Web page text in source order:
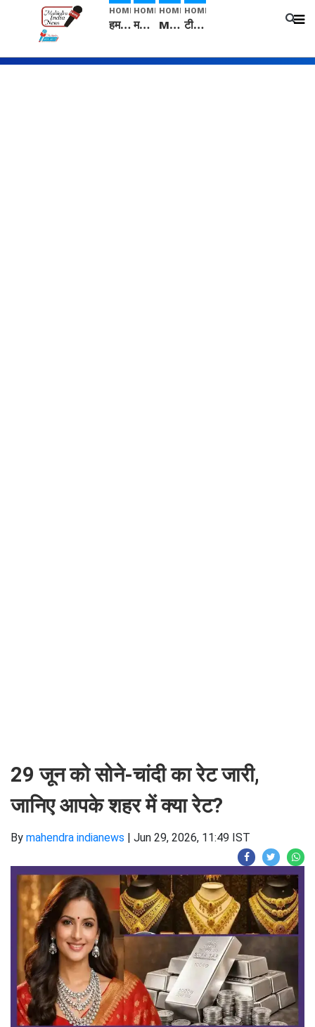
HOME
हम सनातनी..." सांसद kangana Ranaut से क्या बोली लड़की? Viral Jantar-Mantar | CJP protest
HOME
मनीषा हत्याकांड: हत्या, आत्महत्या या कोई बड़ा राज? | Full Story | Josh Haryana
HOME
Mangalsutra: हिंदू धर्म में शादी के बाद मंगलसूत्र क्यों पहनती है महिलाएं, किसने शुरु की ये परंपरा
HOME
टीम बीकेई ने एग्रीकल्चर ग्रेड की यूरिया खाद गट्टों में बदलकर टेक्निकल ग्रेड में बेचने वालों पर करवाई कार्रवाई: लखविंदर सिंह औलख
29 जून को सोने-चांदी का रेट जारी,
जानिए आपके शहर में क्या रेट?
By mahendra indianews | Jun 29, 2026, 11:49 IST